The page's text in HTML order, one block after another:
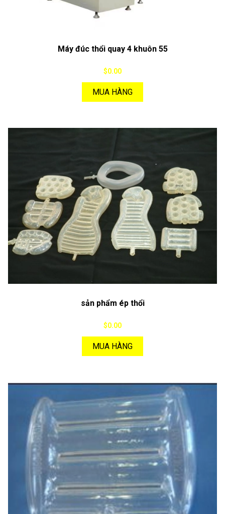
Máy đúc thổi quay 4 khuôn 55
$0.00
MUA HÀNG
sản phẩm ép thổi
$0.00
MUA HÀNG